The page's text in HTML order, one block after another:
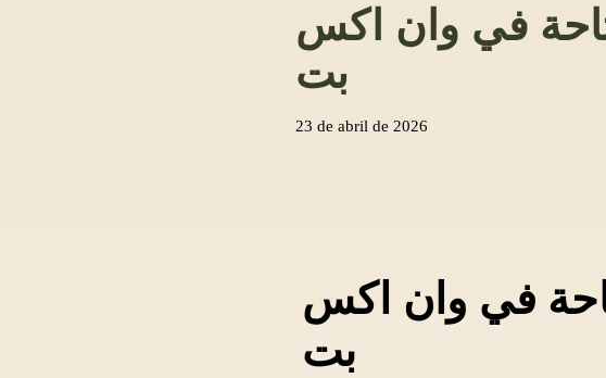
في وان اكس
بت
23 de abril de 2026
في وان اكس
بت